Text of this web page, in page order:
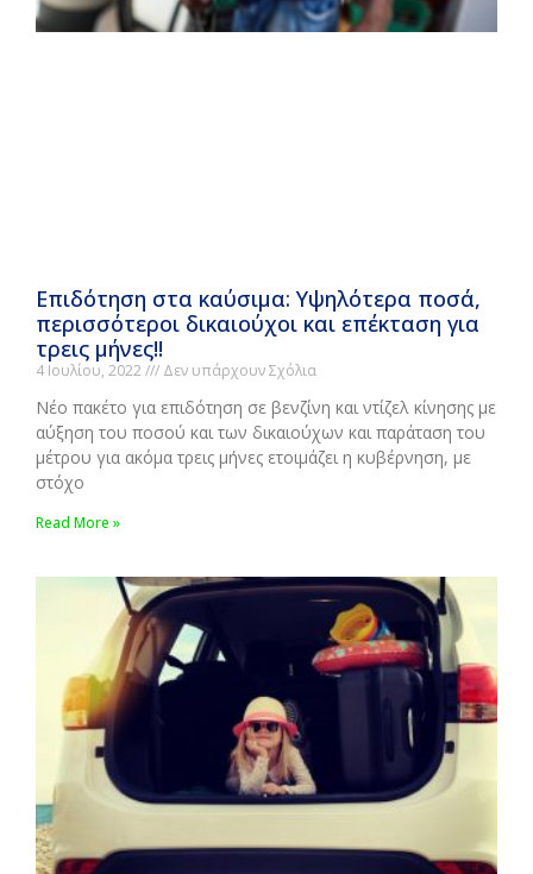
Επιδότηση στα καύσιμα: Υψηλότερα ποσά,
περισσότεροι δικαιούχοι και επέκταση για
τρεις μήνες!!
4 Ιουλίου, 2022 Δεν υπάρχουν Σχόλια
Νέο πακέτο για επιδότηση σε βενζίνη και ντίζελ κίνησης με
αύξηση του ποσού και των δικαιούχων και παράταση του
μέτρου για ακόμα τρεις μήνες ετοιμάζει η κυβέρνηση, με
στόχο
Read More »